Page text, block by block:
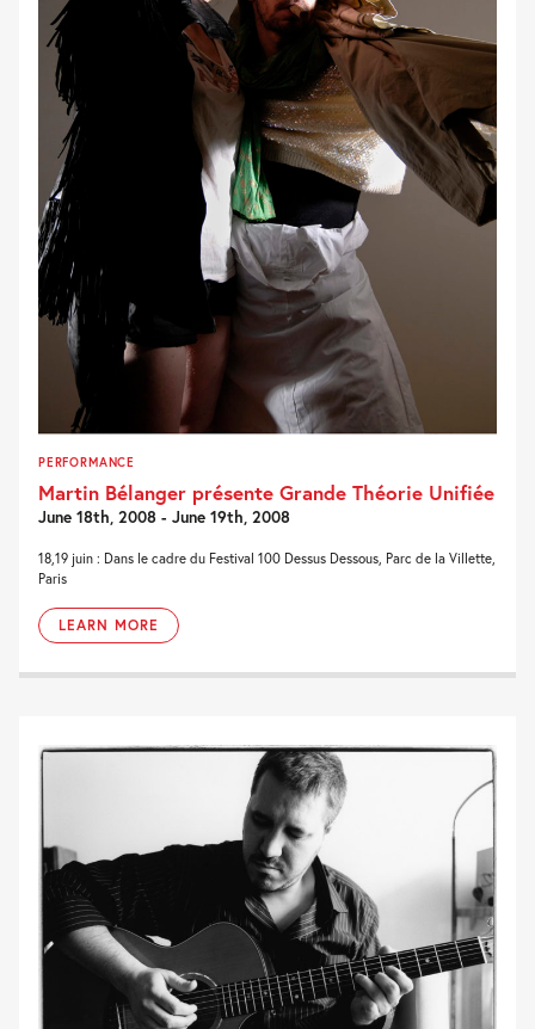
PERFORMANCE
Martin Bélanger présente Grande Théorie Unifiée
June 18th, 2008 - June 19th, 2008
18,19 juin : Dans le cadre du Festival 100 Dessus Dessous, Parc de la Villette,
Paris
LEARN MORE